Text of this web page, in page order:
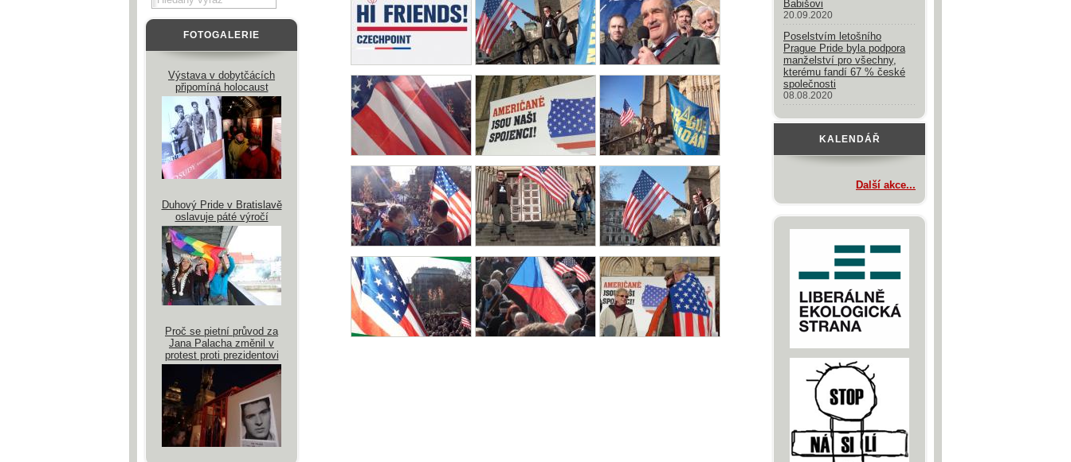
FOTOGALERIE
Výstava v dobytčácích
připomíná holocaust
Duhový Pride v Bratislavě
oslavuje páté výročí
Proč se pietní průvod za
Jana Palacha změnil v
protest proti prezidentovi
Babišovi
20.09.2020
Poselstvím letošního
Prague Pride byla podpora
manželství pro všechny,
kterému fandí 67 % české
společnosti
08.08.2020
KALENDÁŘ
Další akce...